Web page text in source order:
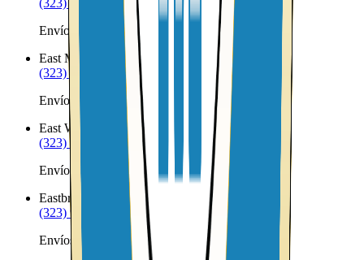
(323) 953-8100
Envíos a Nicaragua desde East Boothbay
East Millinocket
ME
(323) 953-8100
Envíos a Nicaragua desde East Millinocket
East Waterboro
ME
(323) 953-8100
Envíos a Nicaragua desde East Waterboro
Eastbrook
(323) 953-8100
Envíos a Nicaragua desde Eastbrook